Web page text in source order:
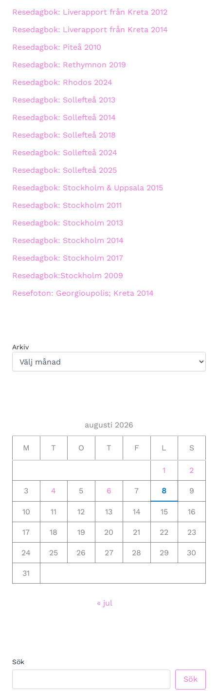
Resedagbok: Liverapport från Kreta 2012
Resedagbok: Liverapport från Kreta 2014
Resedagbok: Piteå 2010
Resedagbok: Rethymnon 2019
Resedagbok: Rhodos 2024
Resedagbok: Sollefteå 2013
Resedagbok: Sollefteå 2014
Resedagbok: Sollefteå 2018
Resedagbok: Sollefteå 2024
Resedagbok: Sollefteå 2025
Resedagbok: Stockholm & Uppsala 2015
Resedagbok: Stockholm 2011
Resedagbok: Stockholm 2013
Resedagbok: Stockholm 2014
Resedagbok: Stockholm 2017
Resedagbok:Stockholm 2009
Resefoton: Georgioupolis; Kreta 2014
Arkiv
augusti 2026
M T O T F L S
1 2
3 4 5 6 7 8 9
10 11 12 13 14 15 16
17 18 19 20 21 22 23
24 25 26 27 28 29 30
31
« jul
Sök
Sök